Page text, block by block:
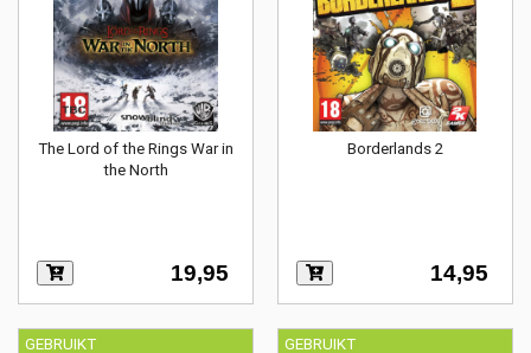
The Lord of the Rings War in
the North
19,95
Borderlands 2
14,95
GEBRUIKT GEBRUIKT